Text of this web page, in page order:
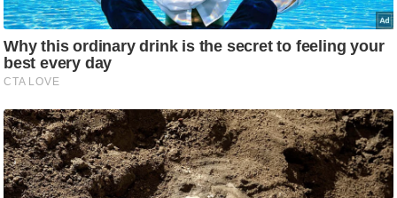
ली
वु
ड
ल्म
स
मी
क्षा